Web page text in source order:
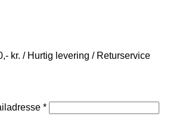
kr. / Hurtig levering / Returservice
*Påkrævet